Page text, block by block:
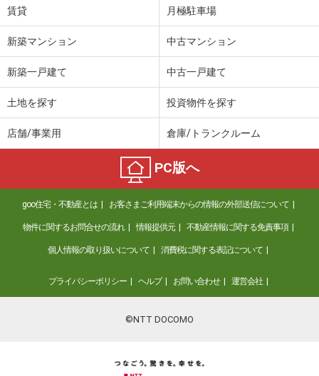
賃貸 月極駐車場
新築マンション 中古マンション
新築一戸建て 中古一戸建て
土地を探す 投資物件を探す
店舗/事業用 倉庫/トランクルーム
PC版へ
goo住宅・不動産とは お客さまご利用端末からの情報の外部送信について
物件に関するお問合せの流れ 情報提供元 不動産情報に関する免責事項
個人情報の取り扱いについて 消費税に関する表記について
プライバシーポリシー ヘルプ お問い合わせ 運営会社
©NTT DOCOMO